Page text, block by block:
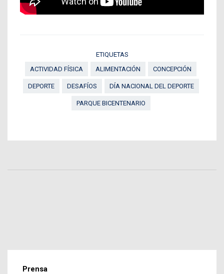
ETIQUETAS
ACTIVIDAD FÍSICA
ALIMENTACIÓN CONCEPCIÓN
DEPORTE DESAFÍOS DÍA NACIONAL DEL DEPORTE
PARQUE BICENTENARIO
Prensa